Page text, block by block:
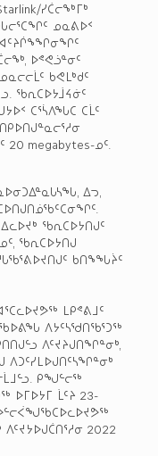
ᓯᑖᓕᖕᒃᒥᒃ
ᓄᓇᕕᐅᑉ
ᐊᑦᔨᒌᖕᖏᓂᖏᑦ
ᐅᕝᕙᓘᓐᓂᑦ
ᑲᕙᒪᒃᑯᑦ
ᖃᕆᑕᐅᔭᒨᔦᓃᑦ
ᑕᕐᓵᐱᖓᑕ ᑕᒫᑦ
megabytes-ᓄᑦ.
ᐃᓓ,
ᖃᕆᑕᐅᔭᑎᒍᑦ
ᖃᕆᑕᐅᔭᑎᒍ
ᑲᑎᖕᖓᔩᑦ
ᒪᑭᕝᕕᒧᑦ
ᐱᔭᑦᓴᖁᑎᖃᕐᑐᖅ
ᐱᑦᔪᔨᒍᑎᖏᓐᓂᒃ,
ᐱᑐᑦᓯᒪᐅᒍᑎᑦᓴᖏᓐᓂᒃ
ᑭᖑᓪᓕᖅ
ᐅᒥᐅᔭᒥ ᒫᑦᔨ 23-
2022